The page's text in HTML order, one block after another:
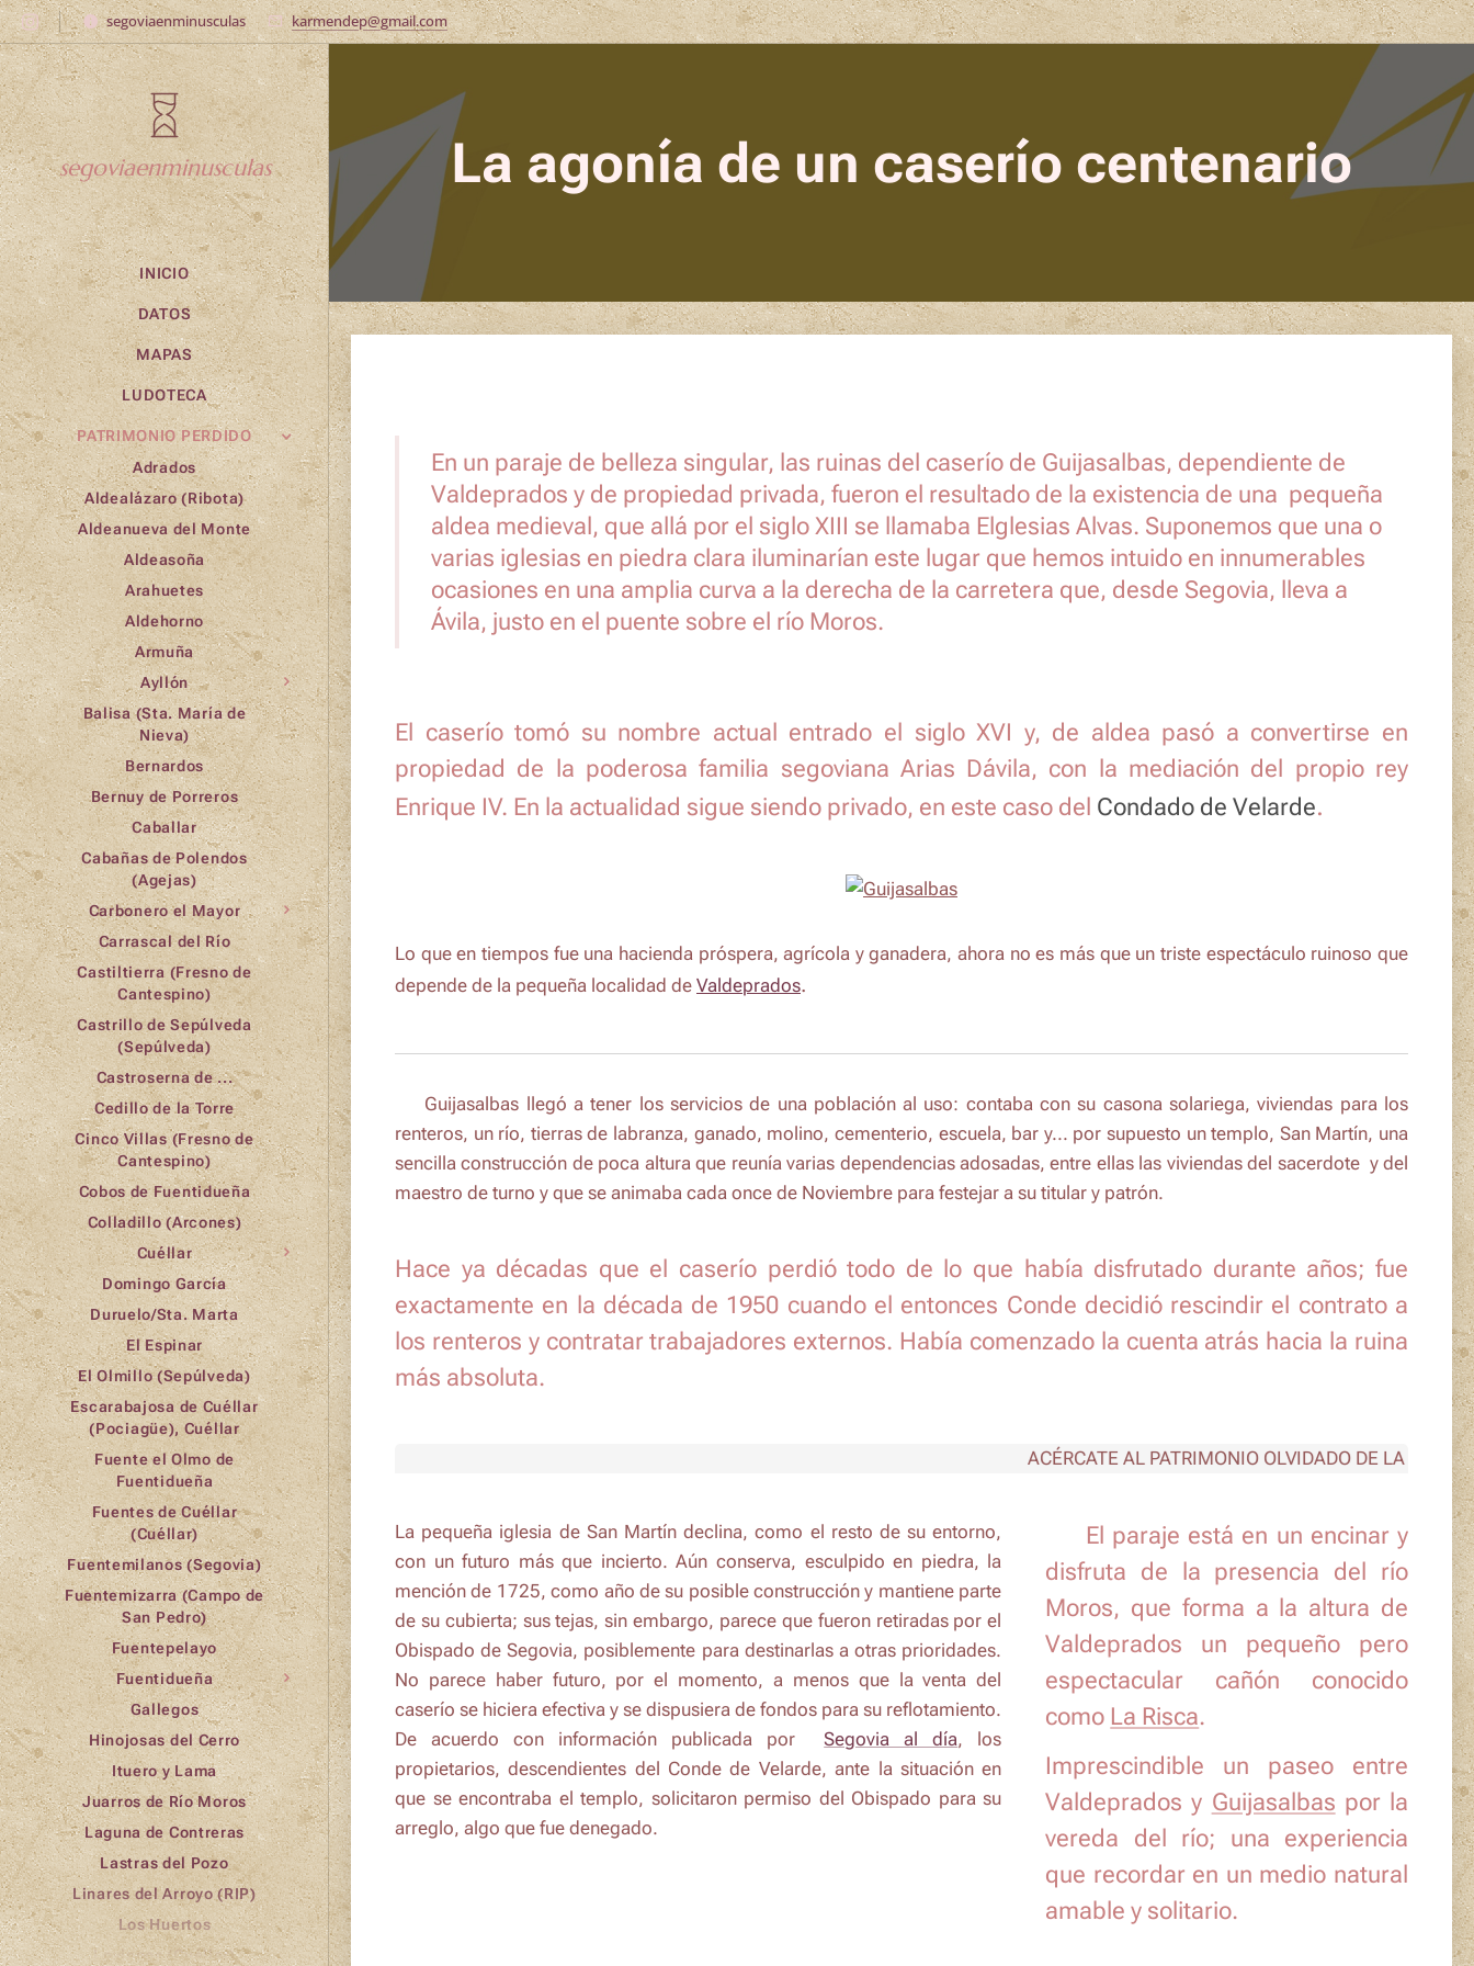
segoviaenminusculas karmendep@gmail.com
segoviaenminusculas
INICIO
DATOS
MAPAS
LUDOTECA
PATRIMONIO PERDIDO
Adrados
Aldealázaro (Ribota)
Aldeanueva del Monte
Aldeasoña
Arahuetes
Aldehorno
Armuña
Ayllón
Balisa (Sta. María de
Nieva)
Bernardos
Bernuy de Porreros
Caballar
Cabañas de Polendos
(Agejas)
Carbonero el Mayor
Carrascal del Río
Castiltierra (Fresno de
Cantespino)
Castrillo de Sepúlveda
(Sepúlveda)
Castroserna de ...
Cedillo de la Torre
Cinco Villas (Fresno de
Cantespino)
Cobos de Fuentidueña
Colladillo (Arcones)
Cuéllar
Domingo García
Duruelo/Sta. Marta
El Espinar
El Olmillo (Sepúlveda)
Escarabajosa de Cuéllar
(Pociagüe), Cuéllar
Fuente el Olmo de
Fuentidueña
Fuentes de Cuéllar
(Cuéllar)
Fuentemilanos (Segovia)
Fuentemizarra (Campo de
San Pedro)
Fuentepelayo
Fuentidueña
Gallegos
Hinojosas del Cerro
Ituero y Lama
Juarros de Río Moros
Laguna de Contreras
Lastras del Pozo
Linares del Arroyo (RIP)
Los Huertos
Lovingos (Cuéllar)
La agonía de un caserío centenario
En un paraje de belleza singular, las ruinas del caserío de Guijasalbas, dependiente de
Valdeprados y de propiedad privada, fueron el resultado de la existencia de una pequeña
aldea medieval, que allá por el siglo XIII se llamaba Elglesias Alvas. Suponemos que una o
varias iglesias en piedra clara iluminarían este lugar que hemos intuido en innumerables
ocasiones en una amplia curva a la derecha de la carretera que, desde Segovia, lleva a
Ávila, justo en el puente sobre el río Moros.
El caserío tomó su nombre actual entrado el siglo XVI y, de aldea pasó a convertirse en
propiedad de la poderosa familia segoviana Arias Dávila, con la mediación del propio rey
Enrique IV. En la actualidad sigue siendo privado, en este caso del Condado de Velarde.
Lo que en tiempos fue una hacienda próspera, agrícola y ganadera, ahora no es más que un triste espectáculo ruinoso que
depende de la pequeña localidad de Valdeprados.
ℹ️ Guijasalbas llegó a tener los servicios de una población al uso: contaba con su casona solariega, viviendas para los
renteros, un río, tierras de labranza, ganado, molino, cementerio, escuela, bar y... por supuesto un templo, San Martín, una
sencilla construcción de poca altura que reunía varias dependencias adosadas, entre ellas las viviendas del sacerdote y del
maestro de turno y que se animaba cada once de Noviembre para festejar a su titular y patrón.
Hace ya décadas que el caserío perdió todo de lo que había disfrutado durante años; fue
exactamente en la década de 1950 cuando el entonces Conde decidió rescindir el contrato a
los renteros y contratar trabajadores externos. Había comenzado la cuenta atrás hacia la ruina
más absoluta.
ACÉRCATE AL PATRIMONIO OLVIDADO DE LA PROVINCIA
La pequeña iglesia de San Martíndeclina, como el resto de su entorno,
con un futuro más que incierto. Aún conserva, esculpido en piedra, la
mención de 1725, como año de su posible construcción y mantiene parte
de su cubierta; sus tejas, sin embargo, parece que fueron retiradas por el
Obispado de Segovia, posiblemente para destinarlas a otras prioridades.
No parece haber futuro, por el momento, a menos que la venta del
caserío se hiciera efectiva y se dispusiera de fondos para su reflotamiento.
De acuerdo con información publicada porSegovia al día, los
propietarios, descendientes del Conde de Velarde, ante la situación en
que se encontraba el templo, solicitaron permiso del Obispado para su
arreglo, algo que fue denegado.
🏞️ El paraje está en un encinar y
disfruta de la presencia del río
Moros, que forma a la altura de
Valdeprados un pequeño pero
espectacular cañón conocido
como La Risca.
Imprescindible un paseo entre
Valdeprados y Guijasalbas por la
vereda del río; una experiencia
que recordar en un medio natural
amable y solitario.